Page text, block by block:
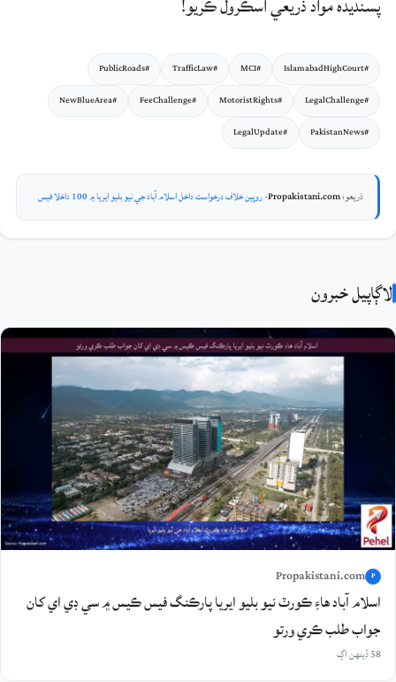
#IslamabadHighCourt
#MCI
#TrafficLaw
#PublicRoads
#LegalChallenge
#MotoristRights
#FeeChallenge
#NewBlueArea
#PakistanNews
#LegalUpdate
ذريعو:Propakistani.com- روپين خلاف درخواست داخل اسلام آباد جي نيو بليو ايريا ۾ 100 داخلا فيس
لاڳاپيل خبرون
P
Propakistani.com
اسلام آباد هاءِ ڪورٽ نيو بليو ايريا پارڪنگ فيس ڪيس ۾ سي ڊي اي کان
جواب طلب ڪري ورتو
58 ڏينهن اڳ